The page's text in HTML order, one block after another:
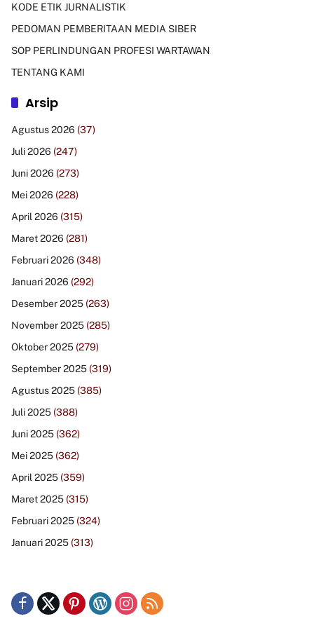
KODE ETIK JURNALISTIK
PEDOMAN PEMBERITAAN MEDIA SIBER
SOP PERLINDUNGAN PROFESI WARTAWAN
TENTANG KAMI
Arsip
Agustus 2026 (37)
Juli 2026 (247)
Juni 2026 (273)
Mei 2026 (228)
April 2026 (315)
Maret 2026 (281)
Februari 2026 (348)
Januari 2026 (292)
Desember 2025 (263)
November 2025 (285)
Oktober 2025 (279)
September 2025 (319)
Agustus 2025 (385)
Juli 2025 (388)
Juni 2025 (362)
Mei 2025 (362)
April 2025 (359)
Maret 2025 (315)
Februari 2025 (324)
Januari 2025 (313)